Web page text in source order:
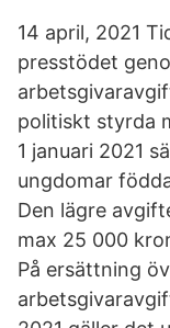
14 april, 2021
presstödet
politiskt styrda
1 januari 2021
ungdomar
Den lägre
max 25 000
På ersättning